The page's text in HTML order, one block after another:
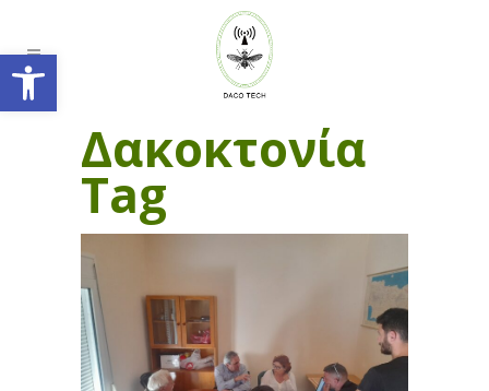
Ανοίξτε τη γραμμή εργαλείων
Δακοκτονία
Tag